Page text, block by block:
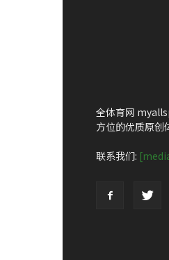
全体育网
方位的优质原创
联系我们: